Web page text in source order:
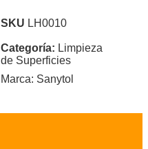
SKU LH0010
Categoría: Limpieza
de Superficies
Marca: Sanytol